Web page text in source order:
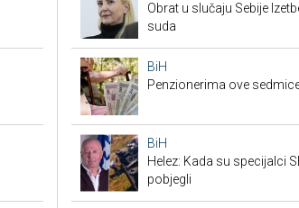
Obrat u slučaju Sebije
suda
BiH
Penzionerima ove
BiH
Helez: Kada su specijalci
pobjegli